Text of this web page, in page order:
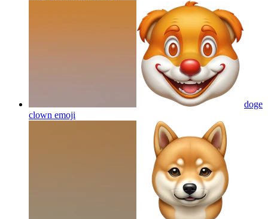
doge
clown emoji